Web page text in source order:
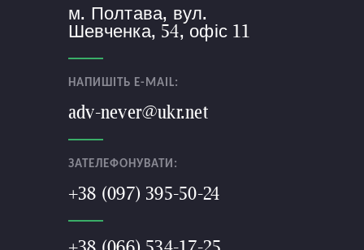
м. Полтава, вул.
Шевченка, 54, офіс 11
НАПИШІТЬ E-MAIL:
adv-never@ukr.net
ЗАТЕЛЕФОНУВАТИ:
+38 (097) 395-50-24